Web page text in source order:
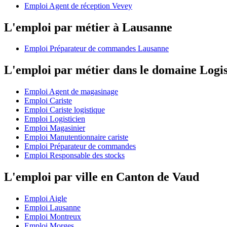
Emploi Agent de réception Vevey
L'emploi par métier à Lausanne
Emploi Préparateur de commandes Lausanne
L'emploi par métier dans le domaine
Emploi Agent de magasinage
Emploi Cariste
Emploi Cariste logistique
Emploi Logisticien
Emploi Magasinier
Emploi Manutentionnaire cariste
Emploi Préparateur de commandes
Emploi Responsable des stocks
L'emploi par ville en Canton de Vaud
Emploi Aigle
Emploi Lausanne
Emploi Montreux